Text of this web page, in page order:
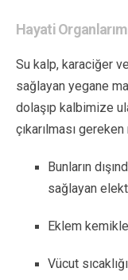
Hayati
Su kalp, karaciğer
sağlayan yegane
dolaşıp kalbimize
çıkarılması
Bunların
sağlayan
Eklem
Vücut